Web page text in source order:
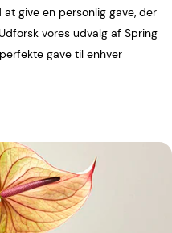
give en personlig gave, der
vores udvalg af Spring
gave til enhver